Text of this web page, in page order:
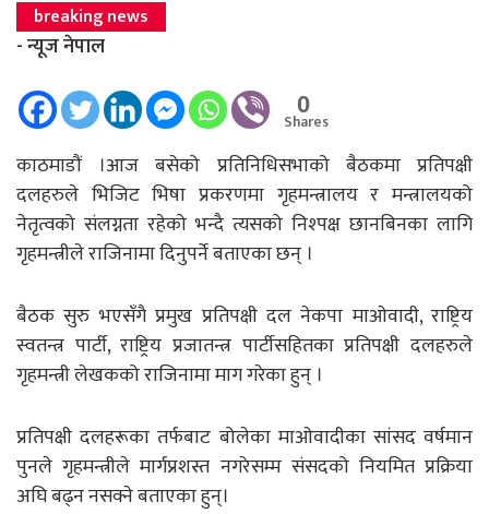
breaking news
- न्यूज नेपाल
0
Shares
काठमाडौं ।आज बसेको प्रतिनिधिसभाको बैठकमा प्रतिपक्षी
दलहरुले भिजिट भिषा प्रकरणमा गृहमन्त्रालय र मन्त्रालयको
नेतृत्वको संलग्नता रहेको भन्दै त्यसको निश्पक्ष छानबिनका लागि
गृहमन्त्रीले राजिनामा दिनुपर्ने बताएका छन् ।
बैठक सुरु भएसँगै प्रमुख प्रतिपक्षी दल नेकपा माओवादी, राष्ट्रिय
स्वतन्त्र पार्टी, राष्ट्रिय प्रजातन्त्र पार्टीसहितका प्रतिपक्षी दलहरुले
गृहमन्त्री लेखकको राजिनामा माग गरेका हुन् ।
प्रतिपक्षी दलहरूका तर्फबाट बोलेका माओवादीका सांसद वर्षमान
पुनले गृहमन्त्रीले मार्गप्रशस्त नगरेसम्म संसदको नियमित प्रक्रिया
अघि बढ्न नसक्ने बताएका हुन्।